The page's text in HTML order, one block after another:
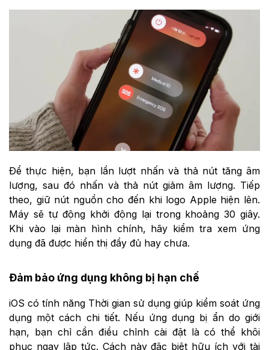
Để thực hiện, bạn lần lượt nhấn và thả nút tăng âm
lượng, sau đó nhấn và thả nút giảm âm lượng. Tiếp
theo, giữ nút nguồn cho đến khi logo Apple hiện lên.
Máy sẽ tự động khởi động lại trong khoảng 30 giây.
Khi vào lại màn hình chính, hãy kiểm tra xem ứng
dụng đã được hiển thị đầy đủ hay chưa.
Đảm bảo ứng dụng không bị hạn chế
iOS có tính năng Thời gian sử dụng giúp kiểm soát ứng
dụng một cách chi tiết. Nếu ứng dụng bị ẩn do giới
hạn, bạn chỉ cần điều chỉnh cài đặt là có thể khôi
phục ngay lập tức. Cách này đặc biệt hữu ích với tài